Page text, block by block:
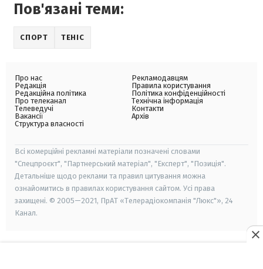
Пов'язані теми:
СПОРТ ТЕНІС
Про нас
Редакція
Редакційна політика
Про телеканал
Телеведучі
Вакансії
Структура власності
Рекламодавцям
Правила користування
Політика конфіденційності
Технічна інформація
Контакти
Архів
Всі комерційні рекламні матеріали позначені словами
"Спецпроєкт", "Партнерський матеріал", "Експерт", "Позиція".
Детальніше щодо реклами та правил цитування можна
ознайомитись в правилах користування сайтом. Усі права
захищені. © 2005—2021, ПрАТ «Телерадіокомпанія "Люкс"», 24
Канал.